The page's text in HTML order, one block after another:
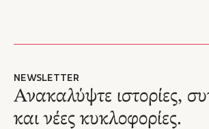
NEWSLETTER
Ανακαλύψτε ιστορίες,
και νέες κυκλοφορίες.